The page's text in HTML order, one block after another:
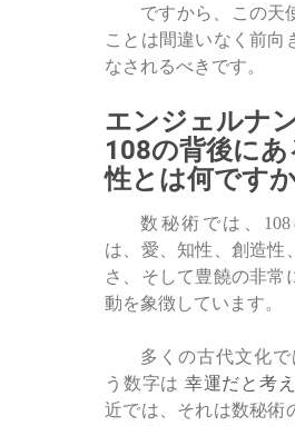
ですから、この天
ことは間違いなく前向
なされるべきです。
エンジェルナ
108の背後に
性とは何です
数秘術では、
は、愛、知性、創造性
さ、そして豊饒の非常
動を象徴しています。
多くの古代文化で
う数字は 幸運だと考
近では、それは数秘術